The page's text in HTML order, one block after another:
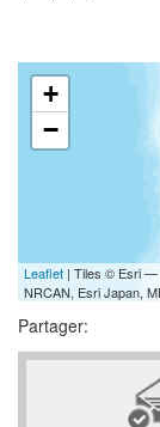
+
−
Leaflet | Tiles © Esri —
NRCAN, Esri Japan,
Partager: